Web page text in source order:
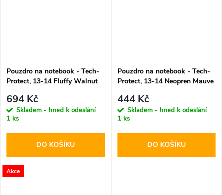
Pouzdro na notebook - Tech-
Protect, 13-14 Fluffy Walnut
694 Kč
Skladem - hned k odeslání
1 ks
DO KOŠÍKU
Pouzdro na notebook - Tech-
Protect, 13-14 Neopren Mauve
444 Kč
Skladem - hned k odeslání
1 ks
DO KOŠÍKU
Akce